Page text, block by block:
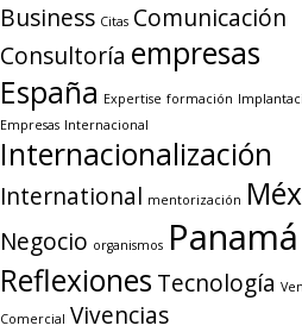
Business Citas Comunicación
Consultoría empresas
España Expertise formación
Empresas Internacional
Internacionalización
International mentorización
Negocio organismos Panamá
Reflexiones Tecnología
Comercial Vivencias